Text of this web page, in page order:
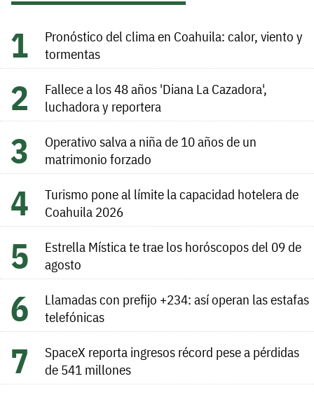
Pronóstico del clima en Coahuila: calor, viento y
tormentas
Fallece a los 48 años 'Diana La Cazadora',
luchadora y reportera
Operativo salva a niña de 10 años de un
matrimonio forzado
Turismo pone al límite la capacidad hotelera de
Coahuila 2026
Estrella Mística te trae los horóscopos del 09 de
agosto
Llamadas con prefijo +234: así operan las estafas
telefónicas
SpaceX reporta ingresos récord pese a pérdidas
de 541 millones